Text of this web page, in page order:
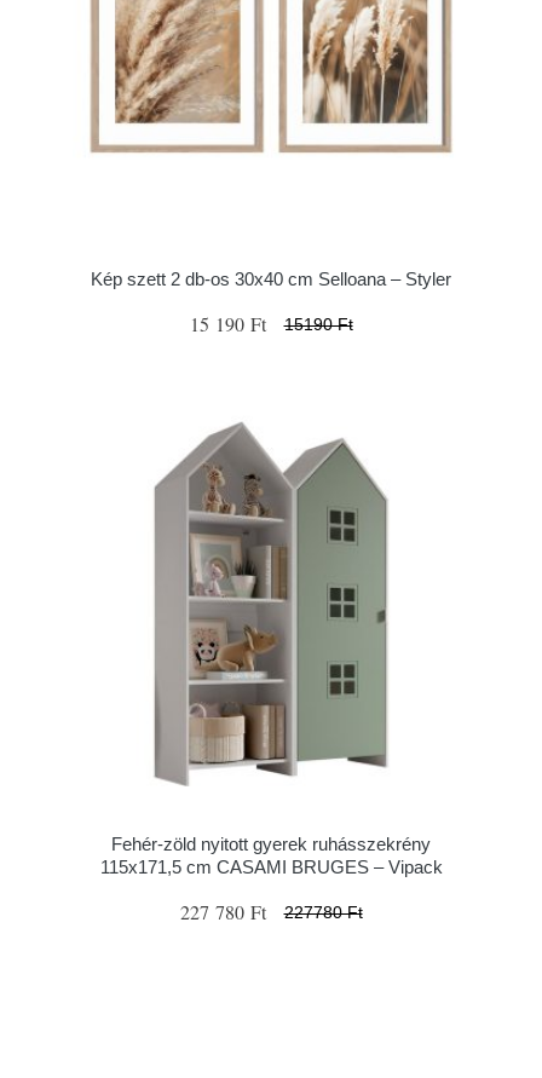
Kép szett 2 db-os 30x40 cm Selloana – Styler
15 190 Ft 15190 Ft
Fehér-zöld nyitott gyerek ruhásszekrény
115x171,5 cm CASAMI BRUGES – Vipack
227 780 Ft 227780 Ft